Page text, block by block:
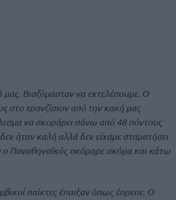
Βιαζόμασταν να εκτελέσουμε. Ο
στο τρανζίσιον από την κακή μας
να σκοράρει πάνω από 48 πόντους
ήταν καλή αλλά δεν είχαμε σταματήσει
ο Παναθηναϊκός σκόραρε ακόμα και κάτω
παίκτες έπαιξαν όπως έπρεπε. Ο